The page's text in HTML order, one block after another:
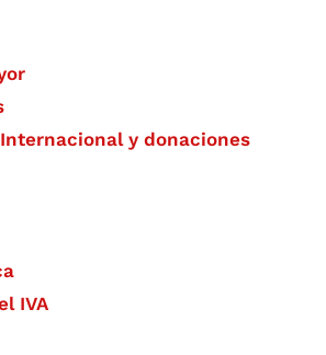
y donaciones
IVA